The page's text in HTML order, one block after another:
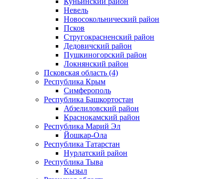
Невель
Новосокольнический район
Псков
Стругокрасненский район
Дедовичский район
Пушкиногорский район
Локнянский район
Псковская область (4)
Республика Крым
Симферополь
Республика Башкортостан
Абзелиловский район
Краснокамский район
Республика Марий Эл
Йошкар-Ола
Республика Татарстан
Нурлатский район
Республика Тыва
Кызыл